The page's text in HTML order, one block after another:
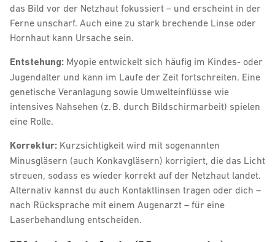
das Bild vor der Netzhaut fokussiert – und erscheint in der
Ferne unscharf. Auch eine zu stark brechende Linse oder
Hornhaut kann Ursache sein.
Entstehung: Myopie entwickelt sich häufig im Kindes- oder
Jugendalter und kann im Laufe der Zeit fortschreiten. Eine
genetische Veranlagung sowie Umwelteinflüsse wie
intensives Nahsehen (z. B. durch Bildschirmarbeit) spielen
eine Rolle.
Korrektur: Kurzsichtigkeit wird mit sogenannten
Minusgläsern (auch Konkavgläsern) korrigiert, die das Licht
streuen, sodass es wieder korrekt auf der Netzhaut landet.
Alternativ kannst du auch Kontaktlinsen tragen oder dich –
nach Rücksprache mit einem Augenarzt – für eine
Laserbehandlung entscheiden.